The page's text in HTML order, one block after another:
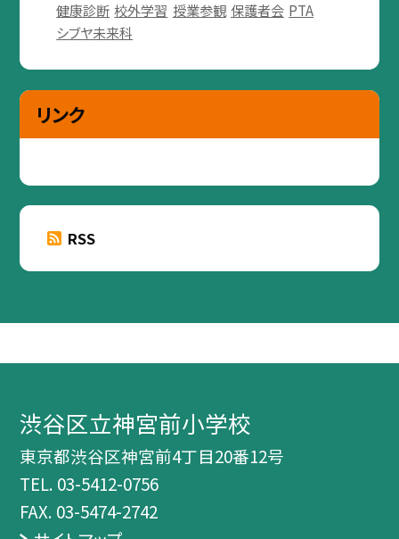
健康診断 校外学習 授業参観 保護者会 PTA
シブヤ未来科
リンク
RSS
渋谷区立神宮前小学校
東京都渋谷区神宮前4丁目20番12号
TEL. 03-5412-0756
FAX. 03-5474-2742